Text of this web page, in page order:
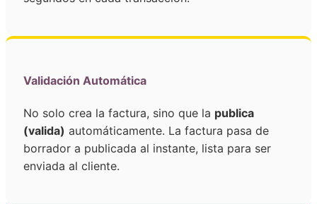
Validación Automática
No solo crea la factura, sino que la publica
(valida) automáticamente. La factura pasa de
borrador a publicada al instante, lista para ser
enviada al cliente.